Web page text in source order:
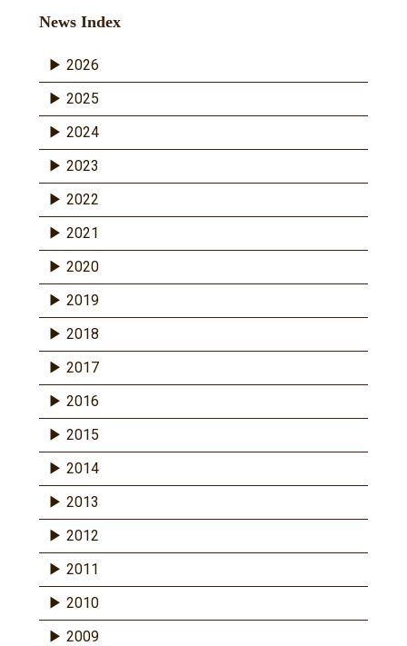
News Index
2026
2025
2024
2023
2022
2021
2020
2019
2018
2017
2016
2015
2014
2013
2012
2011
2010
2009